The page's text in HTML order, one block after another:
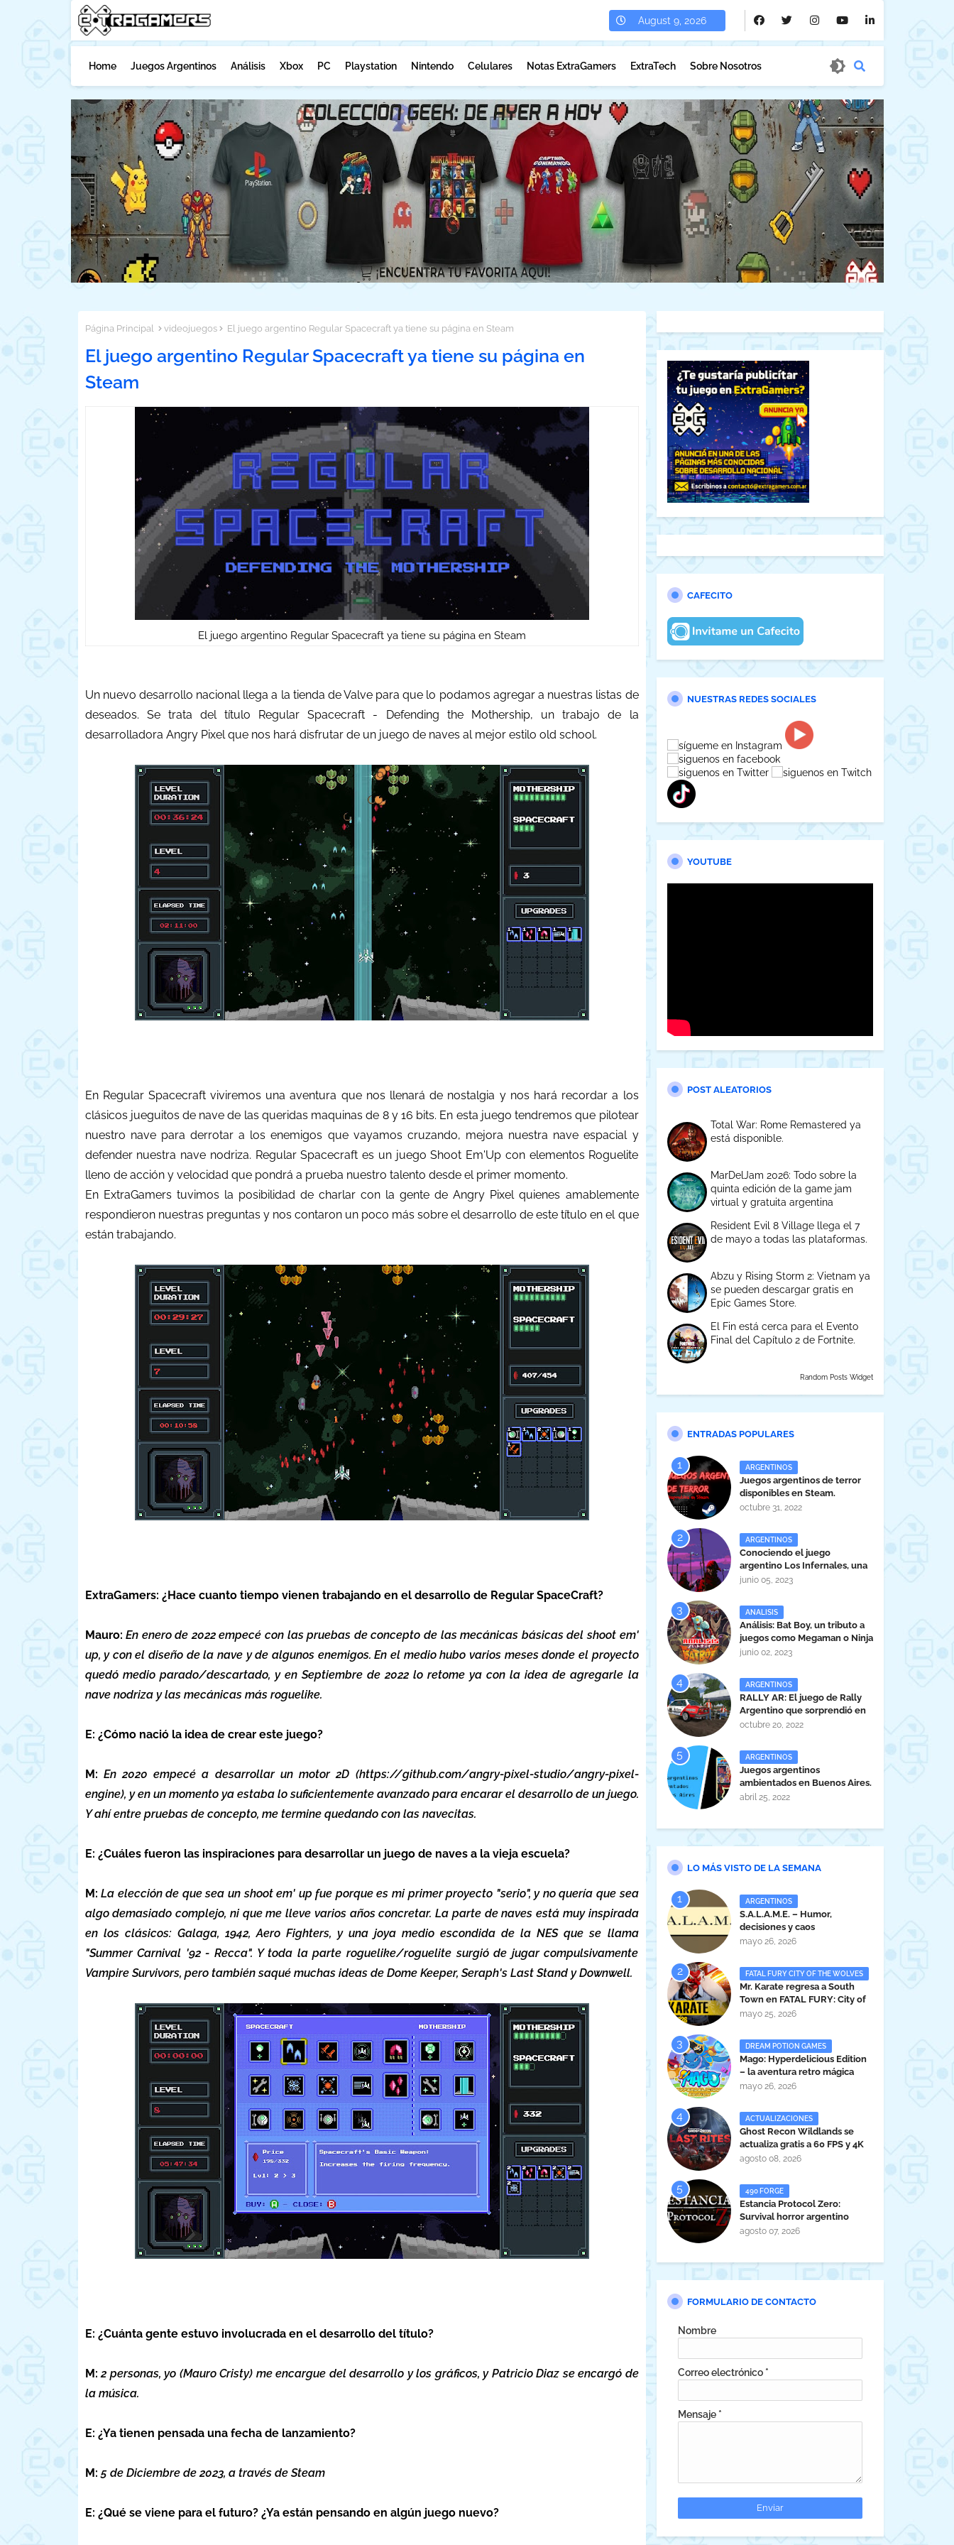
August 9, 2026
Home Juegos Argentinos Análisis Xbox PC Playstation Nintendo Celulares Notas ExtraGamers ExtraTech Sobre Nosotros
Página Principal videojuegos El juego argentino Regular Spacecraft ya tiene su página en Steam
El juego argentino Regular Spacecraft ya tiene su página en
Steam
El juego argentino Regular Spacecraft ya tiene su página en Steam
Un nuevo desarrollo nacional llega a la tienda de Valve para que lo podamos agregar a nuestras listas de
deseados. Se trata del título Regular Spacecraft - Defending the Mothership, un trabajo de la
desarrolladora Angry Pixel que nos hará disfrutar de un juego de naves al mejor estilo old school.
En Regular Spacecraft viviremos una aventura que nos llenará de nostalgia y nos hará recordar a los
clásicos jueguitos de nave de las queridas maquinas de 8 y 16 bits. En esta juego tendremos que pilotear
nuestro nave para derrotar a los enemigos que vayamos cruzando, mejora nuestra nave espacial y
defender nuestra nave nodriza. Regular Spacecraft es un juego Shoot Em'Up con elementos Roguelite
lleno de acción y velocidad que pondrá a prueba nuestro talento desde el primer momento.
En ExtraGamers tuvimos la posibilidad de charlar con la gente de Angry Pixel quienes amablemente
respondieron nuestras preguntas y nos contaron un poco más sobre el desarrollo de este título en el que
están trabajando.
ExtraGamers: ¿Hace cuanto tiempo vienen trabajando en el desarrollo de Regular SpaceCraft?
Mauro:En enero de 2022 empecé con las pruebas de concepto de las mecánicas básicas del shoot em'
up, y con el diseño de la nave y de algunos enemigos. En el medio hubo varios meses donde el proyecto
quedó medio parado/descartado, y en Septiembre de 2022 lo retome ya con la idea de agregarle la
nave nodriza y las mecánicas más roguelike.
E: ¿Cómo nació la idea de crear este juego?
M: En 2020 empecé a desarrollar un motor 2D (https://github.com/angry-pixel-studio/angry-pixel-
engine), y en un momento ya estaba lo suficientemente avanzado para encarar el desarrollo de un juego.
Y ahí entre pruebas de concepto, me termine quedando con las navecitas.
E: ¿Cuáles fueron las inspiraciones para desarrollar un juego de naves a la vieja escuela?
M:La elección de que sea un shoot em' up fue porque es mi primer proyecto "serio", y no quería que sea
algo demasiado complejo, ni que me lleve varios años concretar. La parte de naves está muy inspirada
en los clásicos: Galaga, 1942, Aero Fighters, y una joya medio escondida de la NES que se llama
"Summer Carnival '92 - Recca". Y toda la parte roguelike/roguelite surgió de jugar compulsivamente
Vampire Survivors, pero también saqué muchas ideas de Dome Keeper, Seraph's Last Stand y Downwell.
E: ¿Cuánta gente estuvo involucrada en el desarrollo del título?
M:2 personas, yo (Mauro Cristy) me encargue del desarrollo y los gráficos, y Patricio Diaz se encargó de
la música.
E: ¿Ya tienen pensada una fecha de lanzamiento?
M: 5 de Diciembre de 2023, a través de Steam
E: ¿Qué se viene para el futuro? ¿Ya están pensando en algún juego nuevo?
CAFECITO
NUESTRAS REDES SOCIALES
YOUTUBE
POST ALEATORIOS
Total War: Rome Remastered ya
está disponible.
MarDelJam 2026: Todo sobre la
quinta edición de la game jam
virtual y gratuita argentina
Resident Evil 8 Village llega el 7
de mayo a todas las plataformas.
Abzu y Rising Storm 2: Vietnam ya
se pueden descargar gratis en
Epic Games Store.
El Fin está cerca para el Evento
Final del Capítulo 2 de Fortnite.
Random Posts Widget
ENTRADAS POPULARES
ARGENTINOS
Juegos argentinos de terror
disponibles en Steam.
octubre 31, 2022
ARGENTINOS
Conociendo el juego
argentino Los Infernales, una
maravilla tucumana
junio 05, 2023
ANALISIS
Análisis: Bat Boy, un tributo a
juegos como Megaman o Ninja
Gaiden
junio 02, 2023
ARGENTINOS
RALLY AR: El juego de Rally
Argentino que sorprendió en
la EVA 2022.
octubre 20, 2022
ARGENTINOS
Juegos argentinos
ambientados en Buenos Aires.
abril 25, 2022
LO MÁS VISTO DE LA SEMANA
ARGENTINOS
S.A.L.A.M.E. – Humor,
decisiones y caos
administrativo en clave gamer
mayo 26, 2026
FATAL FURY CITY OF THE WOLVES
Mr. Karate regresa a South
Town en FATAL FURY: City of
the Wolves
mayo 25, 2026
DREAM POTION GAMES
Mago: Hyperdelicious Edition
– la aventura retro mágica
peruana llega en 2026
mayo 26, 2026
ACTUALIZACIONES
Ghost Recon Wildlands se
actualiza gratis a 60 FPS y 4K
por el 25.º aniversario de la
agosto 08, 2026
490 FORGE
Estancia Protocol Zero:
Survival horror argentino
ambientado en Neuquén
agosto 07, 2026
FORMULARIO DE CONTACTO
Nombre
Correo electrónico *
Mensaje *